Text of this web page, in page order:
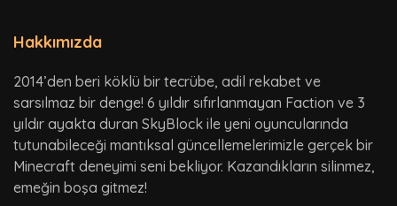
Hakkımızda
2014’den beri köklü bir tecrübe, adil rekabet ve
sarsılmaz bir denge! 6 yıldır sıfırlanmayan Faction ve 3
yıldır ayakta duran SkyBlock ile yeni oyuncularında
tutunabileceği mantıksal güncellemelerimizle gerçek bir
Minecraft deneyimi seni bekliyor. Kazandıkların silinmez,
emeğin boşa gitmez!